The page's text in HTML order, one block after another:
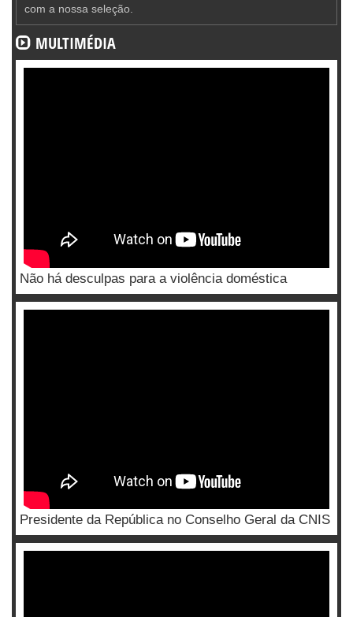
com a nossa seleção.
MULTIMÉDIA
Não há desculpas para a violência doméstica
Presidente da República no Conselho Geral da CNIS